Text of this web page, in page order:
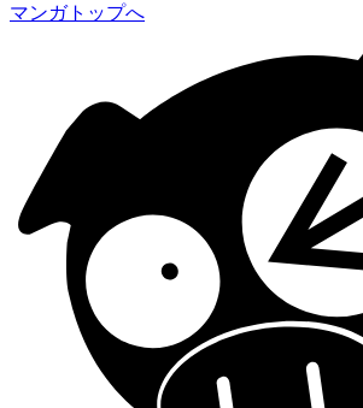
マンガトップへ